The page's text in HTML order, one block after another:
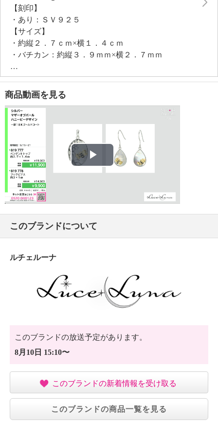
【刻印】
・あり：ＳＶ９２５
【サイズ】
・約縦２．７ｃｍ×横１．４ｃｍ
・バチカン：約縦３．９ｍｍ×横２．７ｍｍ
【使用素材】
・シルバー９２５
・エポキシ樹脂
【メッキ素材】
・材質：ゴールドコート（１８Ｋ）、ロジウムコート
【その他】
商品動画を見る
Play
このブランドについて
ルチェルーナ
このブランドの放送予定があります。
8月10日 15:10〜
このブランドの新着情報を受け取る
このブランドの商品一覧を見る